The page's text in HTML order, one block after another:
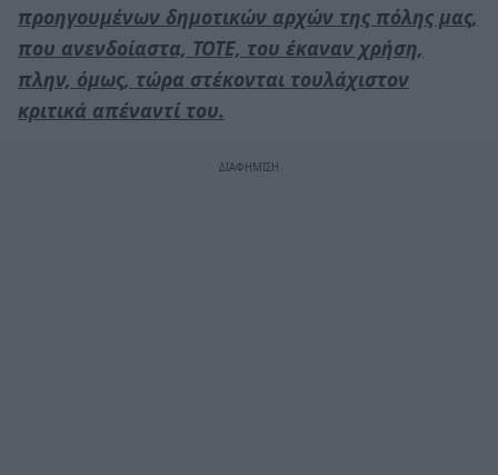
προηγουμένων δημοτικών αρχών της πόλης μας,
που ανενδοίαστα, ΤΟΤΕ, του έκαναν χρήση,
πλην, όμως, τώρα στέκονται τουλάχιστον
κριτικά απέναντί του.